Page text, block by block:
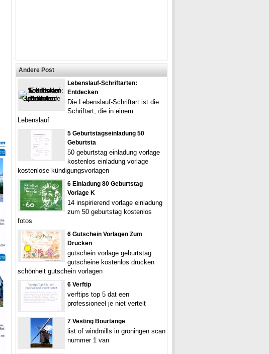
Andere Post
Lebenslauf-Schriftarten:
Entdecken
Die Lebenslauf-Schriftart ist die
Schriftart, die in einem
Lebenslauf
5 Geburtstagseinladung 50
Geburtsta
50 geburtstag einladung vorlage
kostenlos einladung vorlage
kostenlose kündigungsvorlagen
6 Einladung 80 Geburtstag
Vorlage K
14 inspirierend vorlage einladung
zum 50 geburtstag kostenlos
fotos
6 Gutschein Vorlagen Zum
Drucken
gutschein vorlage geburtstag
gutscheine kostenlos drucken
schönheit gutschein vorlagen
6 Verftip
verftips top 5 dat een
professioneel je niet vertelt
7 Vesting Bourtange
list of windmills in groningen scan
nummer 1 van